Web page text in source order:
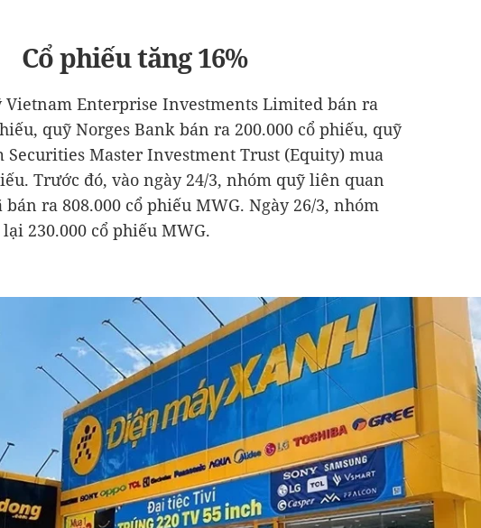
Cổ phiếu tăng 16%
Vietnam Enterprise Investments Limited bán ra
quỹ Norges Bank bán ra 200.000 cổ phiếu, quỹ
Securities Master Investment Trust (Equity) mua
Trước đó, vào ngày 24/3, nhóm quỹ liên quan
ra 808.000 cổ phiếu MWG. Ngày 26/3, nhóm
230.000 cổ phiếu MWG.